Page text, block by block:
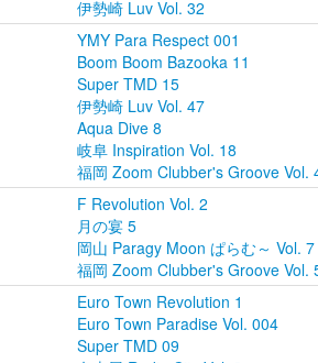
伊勢崎 Luv Vol. 32
YMY Para Respect 001
Boom Boom Bazooka 11
Super TMD 15
伊勢崎 Luv Vol. 47
Aqua Dive 8
岐阜 Inspiration Vol. 18
福岡 Zoom Clubber's Groove Vol.
F Revolution Vol. 2
月の宴 5
岡山 Paragy Moon ぱらむ～ Vol. 7
福岡 Zoom Clubber's Groove Vol.
Euro Town Revolution 1
Euro Town Paradise Vol. 004
Super TMD 09